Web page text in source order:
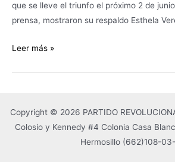
que se lleve el triunfo el próximo 2 de
prensa, mostraron su respaldo Esthela
Leer más »
Copyright © 2026 PARTIDO
Colosio y Kennedy #4 Colonia Casa
Hermosillo (662)108-